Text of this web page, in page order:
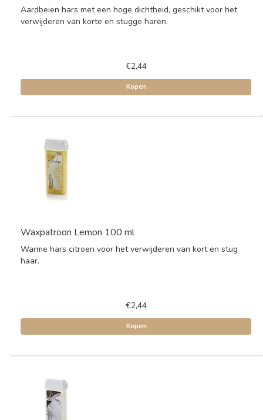
Aardbeien hars met een hoge dichtheid, geschikt voor het
verwijderen van korte en stugge haren.
€2,44
Kopen
Waxpatroon Lemon 100 ml
Warme hars citroen voor het verwijderen van kort en stug
haar.
€2,44
Kopen